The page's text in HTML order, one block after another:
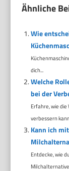
Ähnliche
Wie
dich...
Welche
bei der
Erfahre, wie
verbessern
Kann ich
Entdecke, wie